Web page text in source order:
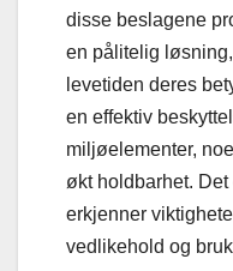
disse beslagene
en pålitelig
levetiden deres
en effektiv
miljøelementer,
økt holdbarhet.
erkjenner
vedlikehold og